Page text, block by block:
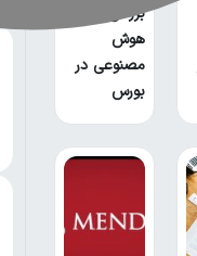
بررسی کاربرد
هوش
مصنوعی در
بورس